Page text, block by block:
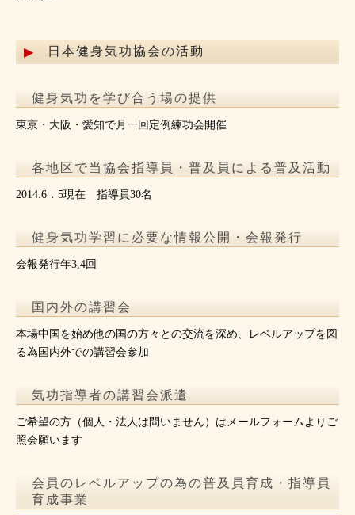
日本健身気功協会の活動
健身気功を学び合う場の提供
東京・大阪・愛知で月一回定例練功会開催
各地区で当協会指導員・普及員による普及活動
2014.6．5現在 指導員30名
健身気功学習に必要な情報公開・会報発行
会報発行年3,4回
国内外の講習会
本場中国を始め他の国の方々との交流を深め、レベルアップを図
る為国内外での講習会参加
気功指導者の講習会派遣
ご希望の方（個人・法人は問いません）はメールフォームよりご
照会願います
会員のレベルアップの為の普及員育成・指導員
育成事業